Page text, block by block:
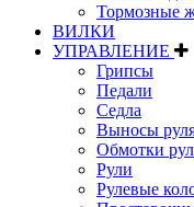
Тормозные
ВИЛКИ
УПРАВЛЕНИЕ
Грипсы
Педали
Седла
Выносы
Обмотки
Рули
Рулевые